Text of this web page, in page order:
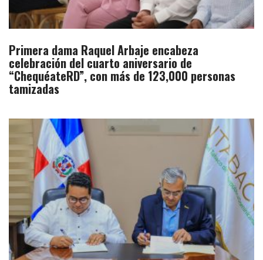
Primera dama Raquel Arbaje encabeza
celebración del cuarto aniversario de
“ChequéateRD”, con más de 123,000 personas
tamizadas